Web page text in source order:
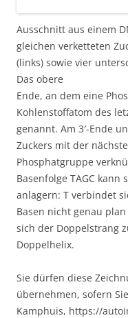
Ausschnitt aus einem
gleichen verketteten
(links) sowie vier
Das obere
Ende, an dem eine
Kohlenstoffatom des
genannt. Am 3′-Ende
Zuckers mit der
Phosphatgruppe
Basenfolge TAGC
anlagern: T verbindet
Basen nicht genau
sich der Doppelstrang
Doppelhelix.
Sie dürfen diese
übernehmen, sofern
Kamphuis, https://